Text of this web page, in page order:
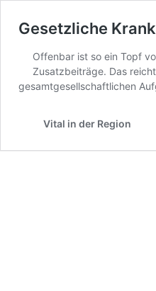
Gesetzliche
Offenbar ist so ein Topf
Zusatzbeiträge. Das
gesamtgesellschaftlichen
Vital in der Region